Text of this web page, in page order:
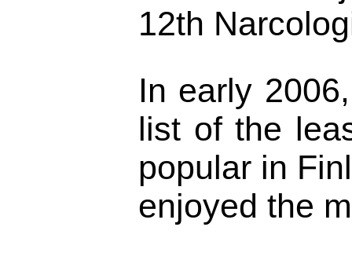
12th
In early
list of the
popular in
enjoyed the